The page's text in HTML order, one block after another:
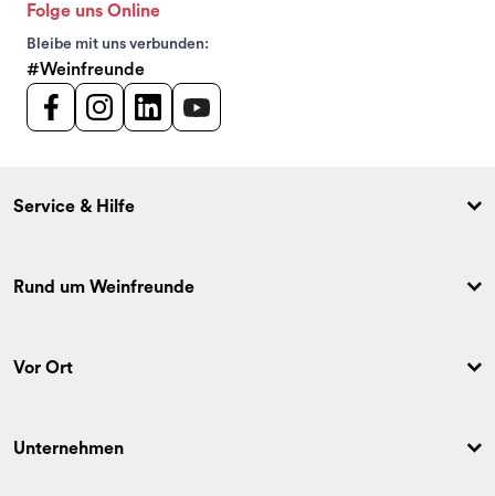
Folge uns Online
Bleibe mit uns verbunden:
#Weinfreunde
Service & Hilfe
Rund um Weinfreunde
Vor Ort
Unternehmen